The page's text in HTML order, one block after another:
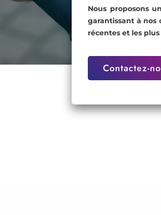
Nous proposons
garantissant à nos
récentes et les
Contactez-